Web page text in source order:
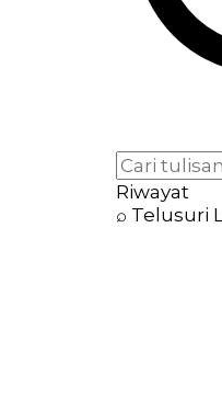
Riwayat
⌕ Telusuri